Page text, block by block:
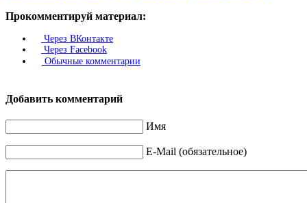
Прокомментируй материал:
Через ВКонтакте
Через Facebook
Обычные комментарии
Добавить комментарий
Имя
E-Mail (обязательное)